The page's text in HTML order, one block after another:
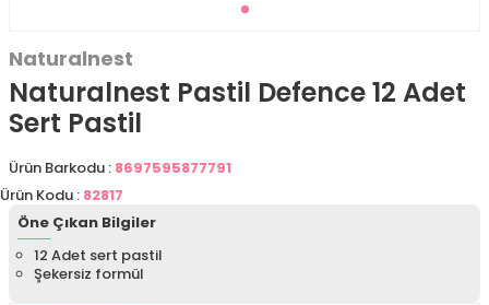
Naturalnest
Naturalnest Pastil Defence 12 Adet
Sert Pastil
Ürün Barkodu : 8697595877791
Ürün Kodu : 82817
Öne Çıkan Bilgiler
12 Adet sert pastil
Şekersiz formül